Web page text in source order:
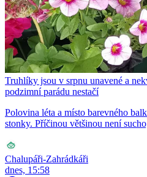
Truhlíky jsou v srpnu unavené a
podzimní parádu nestačí
Polovina léta a místo barevného
stonky. Příčinou většinou není
Chalupáři-Zahrádkáři
dnes, 15:58